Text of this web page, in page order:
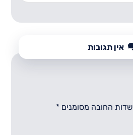
אין תגובות
שדות החובה מסומנים*